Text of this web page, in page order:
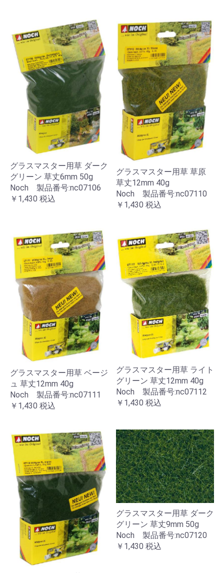
グラスマスター用草 ダーク
グリーン 草丈6mm 50g
Noch 製品番号:nc07106
￥1,430 税込
グラスマスター用草 草原
草丈12mm 40g
Noch 製品番号:nc07110
￥1,430 税込
グラスマスター用草 ベージ
ュ 草丈12mm 40g
Noch 製品番号:nc07111
￥1,430 税込
グラスマスター用草 ライト
グリーン 草丈12mm 40g
Noch 製品番号:nc07112
￥1,430 税込
グラスマスター用草 ダーク
グリーン 草丈9mm 50g
Noch 製品番号:nc07120
￥1,430 税込